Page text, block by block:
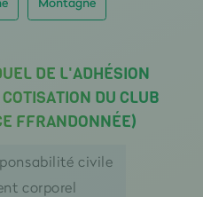
DE L'ADHÉSION
DU CLUB
FFRANDONNÉE)
civile
corporel